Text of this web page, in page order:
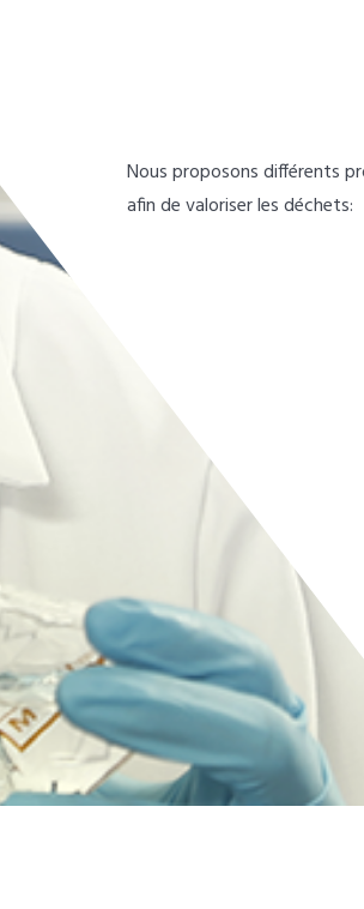
Nous proposons différents
afin de valoriser les déchets: